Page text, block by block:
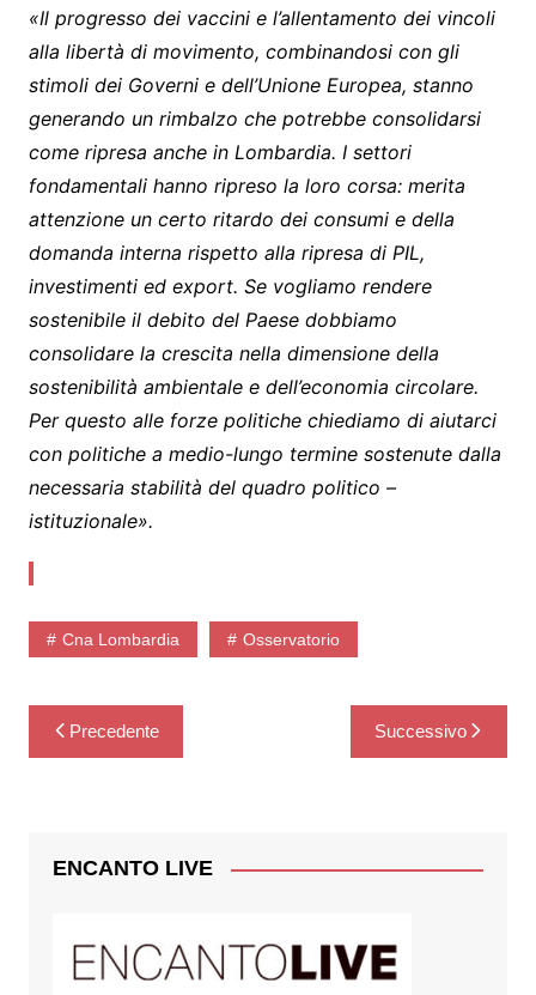
«Il progresso dei vaccini e l’allentamento dei vincoli
alla libertà di movimento, combinandosi con gli
stimoli dei Governi e dell’Unione Europea, stanno
generando un rimbalzo che potrebbe consolidarsi
come ripresa anche in Lombardia. I settori
fondamentali hanno ripreso la loro corsa: merita
attenzione un certo ritardo dei consumi e della
domanda interna rispetto alla ripresa di PIL,
investimenti ed export. Se vogliamo rendere
sostenibile il debito del Paese dobbiamo
consolidare la crescita nella dimensione della
sostenibilità ambientale e dell’economia circolare.
Per questo alle forze politiche chiediamo di aiutarci
con politiche a medio-lungo termine sostenute dalla
necessaria stabilità del quadro politico –
istituzionale».
Cna Lombardia Osservatorio
Navigazione
articoli
Precedente Successivo
ENCANTO LIVE